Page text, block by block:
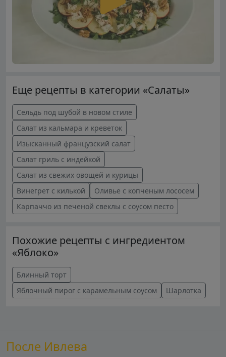
Еще рецепты в категории «Салаты»
Сельдь под шубой в новом стиле
Салат из кальмара и креветок
Изысканный французский салат
Салат гриль с индейкой
Салат из свежих овощей и курицы
Винегрет с килькой
Оливье с копченым лососем
Карпаччо из печеной свеклы с соусом песто
Похожие рецепты с ингредиентом
«Яблоко»
Блинный торт
Яблочный пирог с карамельным соусом
Шарлотка
После Ивлева